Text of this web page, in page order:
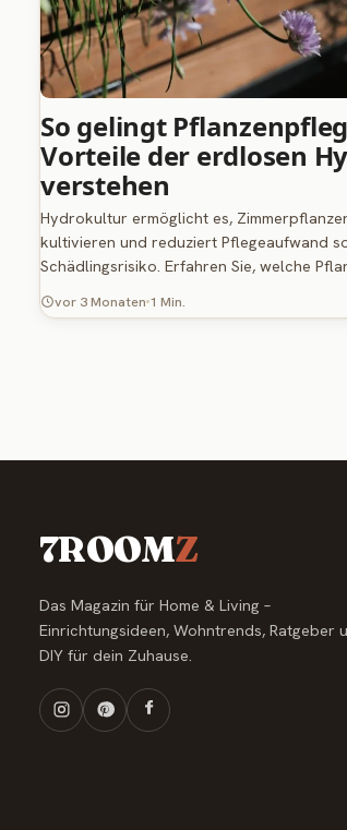
So gelingt
Vorteile der erdlosen
verstehen
Hydrokultur ermöglicht es,
kultivieren und reduziert Pflegeaufwand
Schädlingsrisiko. Erfahren Sie, welche
vor 3 Monaten 1 Min.
7ROOMZ
Das Magazin für Home & Living –
Einrichtungsideen, Wohntrends, Ratgeber
DIY für dein Zuhause.